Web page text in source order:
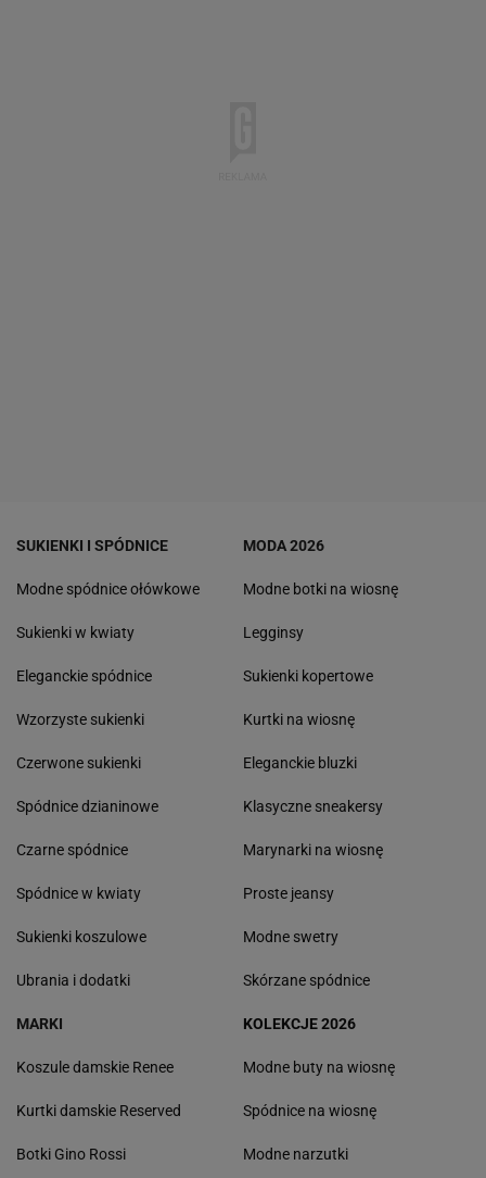
SUKIENKI I SPÓDNICE
Modne spódnice ołówkowe
Sukienki w kwiaty
Eleganckie spódnice
Wzorzyste sukienki
Czerwone sukienki
Spódnice dzianinowe
Czarne spódnice
Spódnice w kwiaty
Sukienki koszulowe
Ubrania i dodatki
MODA 2026
Modne botki na wiosnę
Legginsy
Sukienki kopertowe
Kurtki na wiosnę
Eleganckie bluzki
Klasyczne sneakersy
Marynarki na wiosnę
Proste jeansy
Modne swetry
Skórzane spódnice
MARKI
Koszule damskie Renee
Kurtki damskie Reserved
Botki Gino Rossi
KOLEKCJE 2026
Modne buty na wiosnę
Spódnice na wiosnę
Modne narzutki